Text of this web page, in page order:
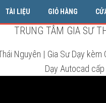
TÀI LIỆU GIỎ HÀNG
TRUNG TÂM GIA SƯ
Nguyên | Gia Sư Dạy
Dạy Autocad